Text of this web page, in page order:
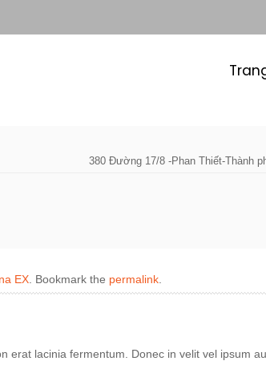
380 Đường 17/8 -Phan Thiết-Thành
EX . Bookmark the permalink
erat lacinia fermentum. Donec in velit vel ipsum